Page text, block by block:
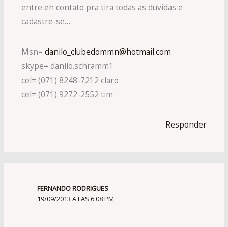
entre en contato pra tira todas as duvidas e
cadastre-se…
Msn= danilo_clubedommn@hotmail.com
skype= danilo.schramm1
cel= (071) 8248-7212 claro
cel= (071) 9272-2552 tim
Responder
FERNANDO RODRIGUES
19/09/2013 A LAS 6:08 PM